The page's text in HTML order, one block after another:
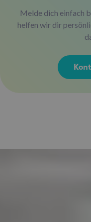
Melde dich einfach
helfen wir dir